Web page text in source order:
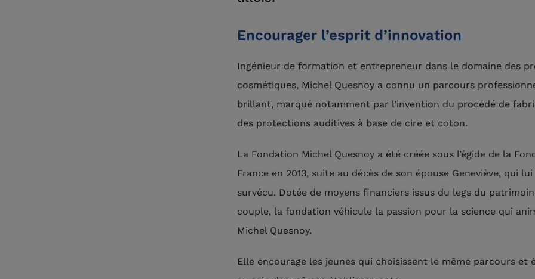
Encourager l’esprit d’innovation
Ingénieur de formation et entrepreneur dans le domaine des
cosmétiques, Michel Quesnoy a connu un parcours
brillant, marqué notamment par l’invention du procédé de
des protections auditives à base de cire et coton.
La Fondation Michel Quesnoy a été créée sous l’égide de la
France en 2013, suite au décès de son épouse Geneviève, qui
survécu. Dotée de moyens financiers issus du legs du
couple, la fondation véhicule la passion pour la science qui
Michel Quesnoy.
Elle encourage les jeunes qui choisissent le même parcours et